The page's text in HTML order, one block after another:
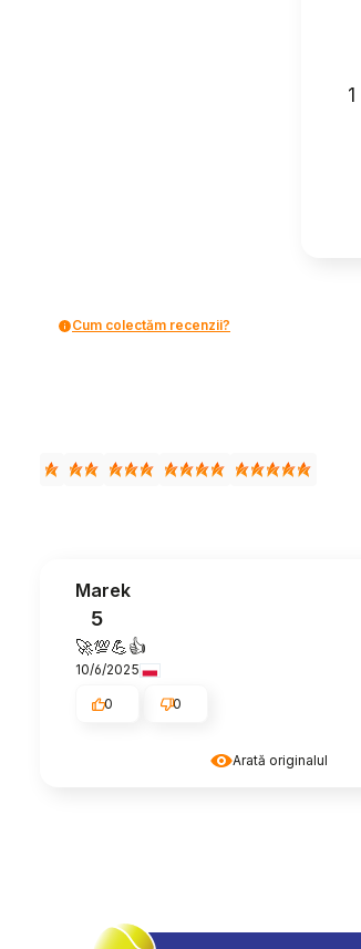
1
Cum colectăm recenzii?
Arată originalul
Marek
5
🚀💯💪👍️
10/6/2025
0 0